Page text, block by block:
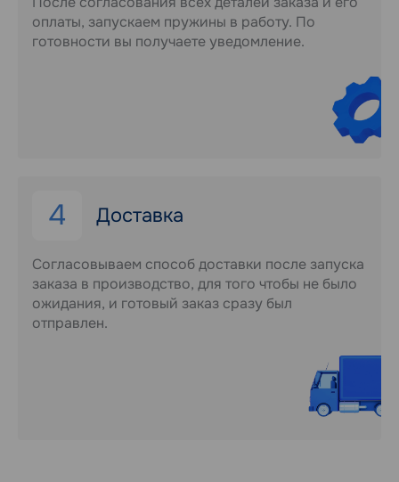
оплаты, запускаем пружины в работу. По
готовности вы получаете уведомление.
4 Доставка
Согласовываем способ доставки после запуска
заказа в производство, для того чтобы не было
ожидания, и готовый заказ сразу был
отправлен.